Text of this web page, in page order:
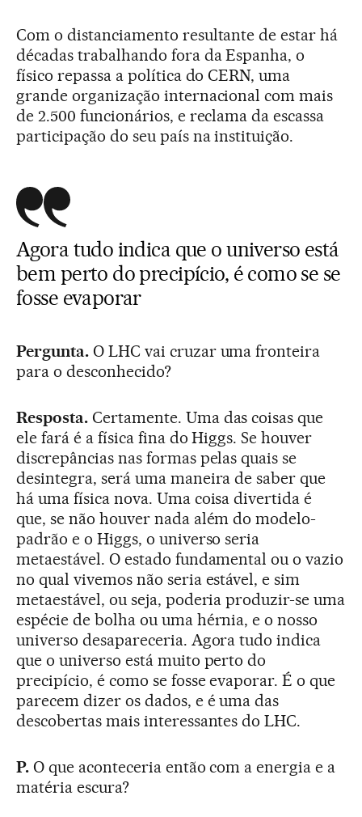
Com o distanciamento resultante de estar há
décadas trabalhando fora da Espanha, o
físico repassa a política do CERN, uma
grande organização internacional com mais
de 2.500 funcionários, e reclama da escassa
participação do seu país na instituição.
Agora tudo indica que o universo está
bem perto do precipício, é como se se
fosse evaporar
Pergunta.O LHC vai cruzar uma fronteira
para o desconhecido?
Resposta.Certamente. Uma das coisas que
ele fará é a física fina do Higgs. Se houver
discrepâncias nas formas pelas quais se
desintegra, será uma maneira de saber que
há uma física nova. Uma coisa divertida é
que, se não houver nada além do modelo-
padrão e o Higgs, o universo seria
metaestável. O estado fundamental ou o vazio
no qual vivemos não seria estável, e sim
metaestável, ou seja, poderia produzir-se uma
espécie de bolha ou uma hérnia, e o nosso
universo desapareceria. Agora tudo indica
que o universo está muito perto do
precipício, é como se fosse evaporar. É o que
parecem dizer os dados, e é uma das
descobertas mais interessantes do LHC.
P. O que aconteceria então com a energia e a
matéria escura?